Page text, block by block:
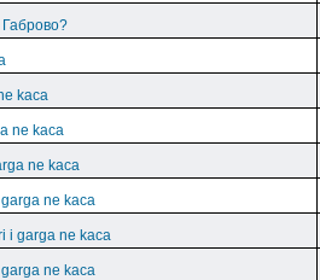
kaca
ne kaca
ne kaca
ne kaca
i garga ne kaca
ne kaca